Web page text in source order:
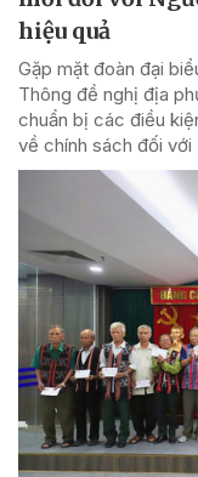
hiệu quả
Gặp mặt đoàn đại
Thông đề nghị địa
chuẩn bị các điều
về chính sách đối